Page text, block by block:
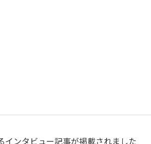
インタビュー記事が掲載されました